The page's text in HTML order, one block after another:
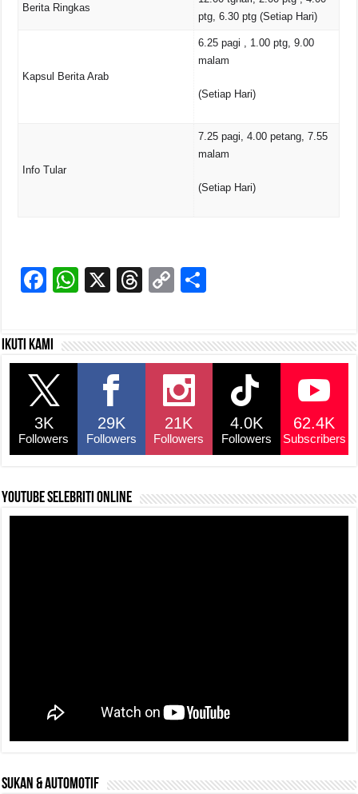
Berita Ringkas
ptg, 6.30 ptg (Setiap Hari)
Kapsul Berita Arab
6.25 pagi , 1.00 ptg, 9.00
malam
(Setiap Hari)
Info Tular
7.25 pagi, 4.00 petang, 7.55
malam
(Setiap Hari)
F
c
e
b
o
o
k
W
s
p
X
T
a
C
y
Li
n
k
e
Ikuti kami
3K
Followers
29K
Followers
21K
Followers
4.0K
Followers
62.4K
Subscribers
YouTube selebriti online
SUKAN & AUTOMOTIF